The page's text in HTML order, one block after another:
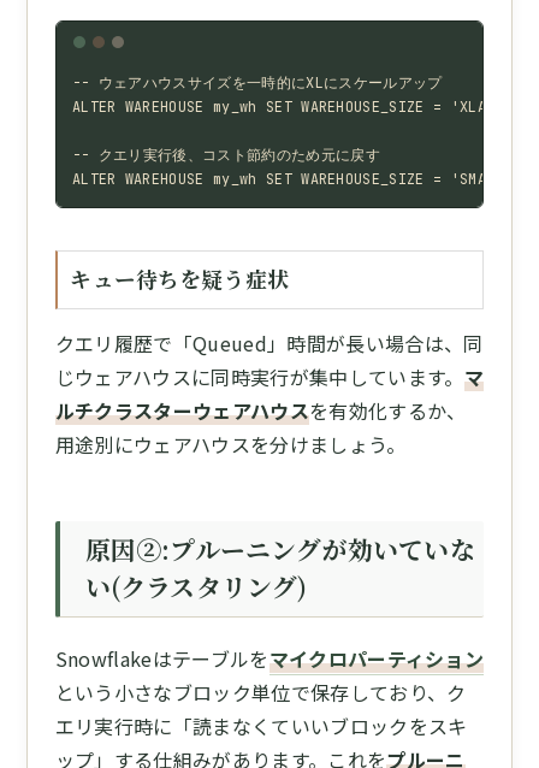
-- ウェアハウスサイズを一時的にXLにスケールアップ
ALTER WAREHOUSE my_wh SET WAREHOUSE_SIZE = 'XLARGE';
-- クエリ実行後、コスト節約のため元に戻す
ALTER WAREHOUSE my_wh SET WAREHOUSE_SIZE = 'SMALL';
キュー待ちを疑う症状
クエリ履歴で「Queued」時間が長い場合は、同
じウェアハウスに同時実行が集中しています。 マ
ルチクラスターウェアハウスを有効化するか、
用途別にウェアハウスを分けましょう。
原因②:プルーニングが効いていな
い(クラスタリング)
Snowflakeはテーブルをマイクロパーティション
という小さなブロック単位で保存しており、ク
エリ実行時に「読まなくていいブロックをスキ
ップ」する仕組みがあります。これをプルーニ